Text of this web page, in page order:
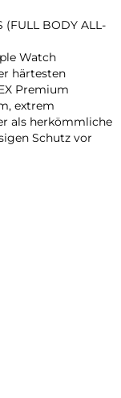
(FULL BODY ALL-
Watch
härtesten
Premium
extrem
als herkömmliche
Schutz vor
aus
ohne aufzutragen
die
– ideal für
den täglichen
reduziert
während die
vollständig
laden,
Snap-On-
wie die